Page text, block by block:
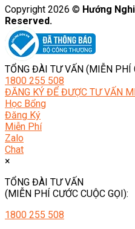
Copyright 2026 © Hướng
Reserved.
TỔNG ĐÀI TƯ VẤN (MIỄN PHÍ
1800 255 508
ĐĂNG KÝ ĐỂ ĐƯỢC TƯ VẤN
Học Bổng
Đăng Ký
Miễn Phí
Zalo
Chat
×
TỔNG ĐÀI TƯ VẤN
(MIỄN PHÍ CƯỚC CUỘC GỌI):
1800 255 508